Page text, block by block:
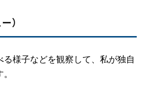
）
る様子などを観察して、私が独自